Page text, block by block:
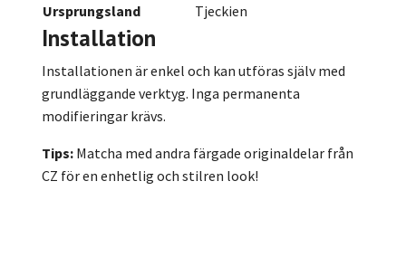
Ursprungsland
Tjeckien
Installation
Installationen är enkel och kan utföras själv med
grundläggande verktyg. Inga permanenta
modifieringar krävs.
Tips: Matcha med andra färgade originaldelar från
CZ för en enhetlig och stilren look!